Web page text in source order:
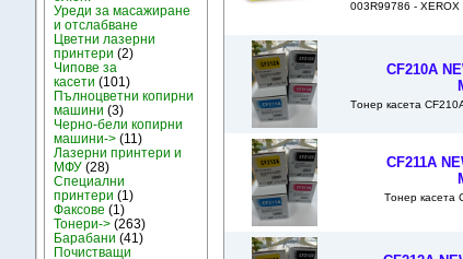
Уреди за масажиране
и отслабване
Цветни лазерни
принтери (2)
Чипове за
касети (101)
Пълноцветни копирни
машини (3)
Черно-бели копирни
машини-> (11)
Лазерни принтери и
МФУ (28)
Специални
принтери (1)
Факсове (1)
Тонери-> (263)
Барабани (41)
Почистващи
003R99786 - XEROX
CF210A
Tонер касета
CF211A
Tонер касета